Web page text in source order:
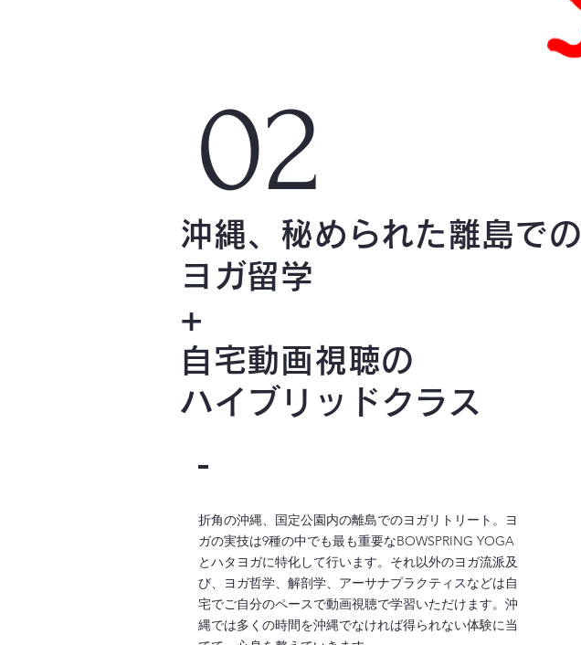
沖縄、秘められた離島での
ヨガ留学
+
自宅動画視聴の
ハイブリッドクラス
02
折角の沖縄、国定公園内の離島でのヨガリトリート。ヨ
ガの実技は9種の中でも最も重要なBOWSPRING YOGA
とハタヨガに特化して行います。それ以外のヨガ流派及
び、ヨガ哲学、解剖学、アーサナプラクティスなどは自
宅でご自分のペースで動画視聴で学習いただけます。沖
縄では多くの時間を沖縄でなければ得られない体験に当